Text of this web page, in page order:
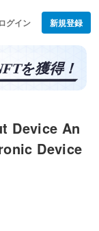
ログイン 新規登録
Device An
Device